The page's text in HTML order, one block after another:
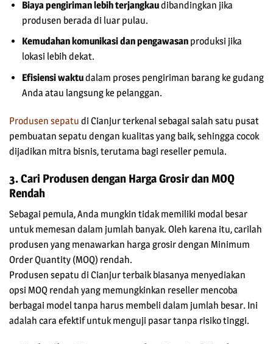
Biaya pengiriman lebih terjangkaudibandingkan jika
produsen berada di luar pulau.
Kemudahan komunikasi dan pengawasanproduksi jika
lokasi lebih dekat.
Efisiensi waktudalam proses pengiriman barang ke gudang
Anda atau langsung ke pelanggan.
Produsen sepatu di Cianjurterkenal sebagai salah satu pusat
pembuatan sepatu dengan kualitas yang baik, sehingga cocok
dijadikan mitra bisnis, terutama bagi reseller pemula.
3. Cari Produsen dengan Harga Grosir dan MOQ
Rendah
Sebagai pemula, Anda mungkin tidak memiliki modal besar
untuk memesan dalam jumlah banyak. Oleh karena itu, carilah
produsen yang menawarkan harga grosir dengan Minimum
Order Quantity (MOQ) rendah.
Produsen sepatu di Cianjurterbaik biasanya menyediakan
opsi MOQ rendah yang memungkinkan reseller mencoba
berbagai model tanpa harus membeli dalam jumlah besar. Ini
adalah cara efektif untuk menguji pasar tanpa risiko tinggi.